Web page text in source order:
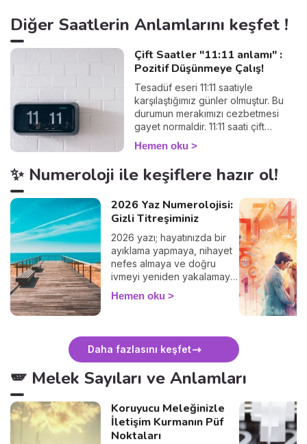
Diğer Saatlerin Anlamlarını keşfet !
Çift Saatler "11:11 anlamı" :
Pozitif Düşünmeye Çalış!
Tesadüf eseri 11:11 saatiyle
karşılaştığımız günler olmuştur. Bu
durumun merakımızı cezbetmesi
gayet normaldir. 11:11 saati çift
saatler arasında bile özel bir
konuma sahiptir. Bu ilgi çekici çift
saklı olduğunu keşfedin!
Hemen oku
✨ Numeroloji ile keşiflere hazır ol!
2026 Yaz Numerolojisi:
Gizli Titreşiminiz
2026 yazı; hayatınızda bir
ayıklama yapmaya, nihayet
nefes almaya ve doğru
ivmeyi yeniden yakalamaya
davet ediyor. Kişisel yılınıza
göre bu mevsim; aşkta
arasında şekilleniyor.
zaman elektrik yüklü… ama
vadeden bir dönem. Anne-
Marie Pellegrin’in
öngörüleriyle bu yaz
Hemen oku
Daha fazlasını keşfet
🪽 Melek Sayıları ve Anlamları
Koruyucu Meleğinizle
İletişim Kurmanın Püf
Noktaları